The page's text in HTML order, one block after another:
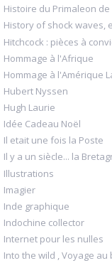
Histoire du Primaleon de
History of shock waves,
Hitchcock : pièces à
Hommage à l'Afrique
Hommage à l'Amérique
Hubert Nyssen
Hugh Laurie
Idée Cadeau Noël
Il etait une fois la Poste
Il y a un siècle... la
Illustrations
Imagier
Inde graphique
Indochine collector
Internet pour les nulles
Into the wild , Voyage